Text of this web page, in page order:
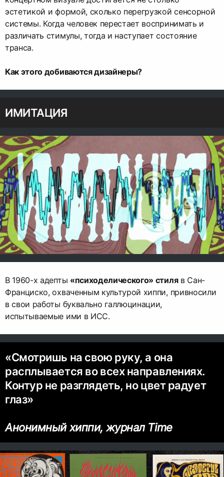
эстетикой и формой, сколько перегрузкой сенсорной
системы. Когда человек перестает воспринимать и
различать стимулы, тогда и наступает состояние
транса.
Как этого добиваются дизайнеры?
ИМИТАЦИЯ
В 1960-х адепты «психоделического» стиляв Сан-
Франциско, охваченным культурой хиппи, привносили
в свои работы буквально галлюцинации,
испытываемые ими в ИСС.
«Смотришь на свою руку, а она
расплывается во всех направлениях.
Контур не разглядеть, но цвет радует
глаз»
Анонимный хиппи, журнал Time